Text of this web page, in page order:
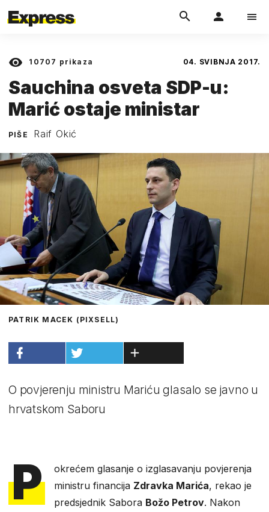
10707 prikaza 04. SVIBNJA 2017.
Sauchina osveta SDP-u:
Marić ostaje ministar
PIŠE Raif Okić
PATRIK MACEK (PIXSELL)
O povjerenju ministru Mariću glasalo se javno u
hrvatskom Saboru
P
okrećem glasanje o izglasavanju povjerenja
ministru financija Zdravka Marića, rekao je
predsjednik Sabora Božo Petrov. Nakon